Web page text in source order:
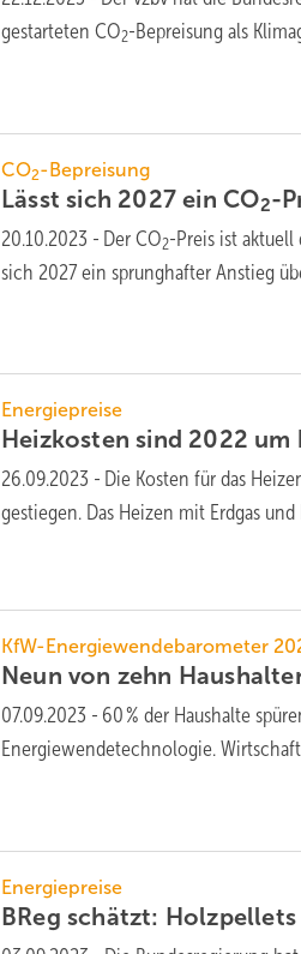
gestarteten CO2-Bepreisung als
CO2-Bepreisung
Lässt sich 2027 ein CO2-
20.10.2023 - Der CO2-Preis ist
sich 2027 ein sprunghafter Anstieg
Energiepreise
Heizkosten sind 2022 um
26.09.2023 - Die Kosten für das
gestiegen. Das Heizen mit Erdgas
KfW-Energiewendebarometer
Neun von zehn
07.09.2023 - 60 % der Haushalte
Energiewende­technologie.
Energiepreise
BReg schätzt: